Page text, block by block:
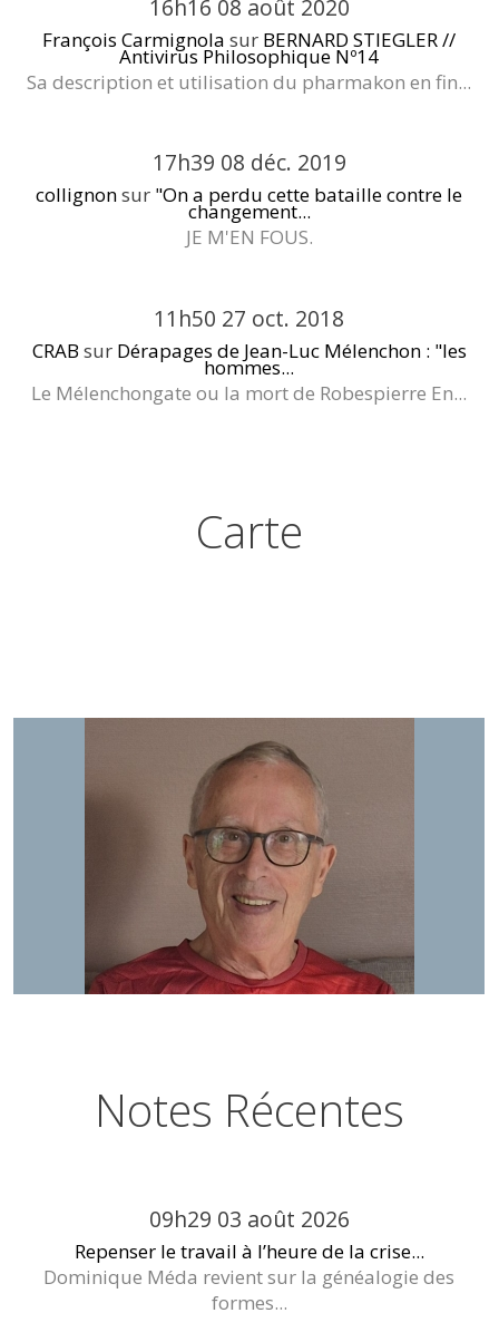
16h16 08 août 2020
François Carmignola sur BERNARD STIEGLER //
Antivirus Philosophique Nº14
Sa description et utilisation du pharmakon en fin...
17h39 08 déc. 2019
collignonsur "On a perdu cette bataille contre le
changement...
JE M'EN FOUS.
11h50 27 oct. 2018
CRAB sur Dérapages de Jean-Luc Mélenchon : "les
hommes...
Le Mélenchongate ou la mort de Robespierre En...
Carte
Notes Récentes
09h29 03 août 2026
Repenser le travail à l’heure de la crise...
Dominique Méda revient sur la généalogie des
formes...